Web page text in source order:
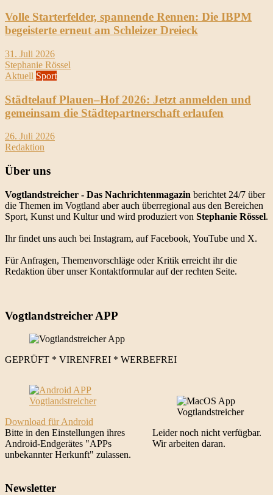
Volle Starterfelder, spannende Rennen: Die IBPM
begeisterte erneut am Schleizer Dreieck
31. Juli 2026
Stephanie Rössel
Aktuell Sport
Städtelauf Plauen–Hof 2026: Jetzt anmelden und
gemeinsam die Städtepartnerschaft erlaufen
26. Juli 2026
Redaktion
Über uns
Vogtlandstreicher - Das Nachrichtenmagazin berichtet 24/7 über
die Themen im Vogtland aber auch überregional aus den Bereichen
Sport, Kunst und Kultur und wird produziert von Stephanie Rössel.
Ihr findet uns auch bei Instagram, auf Facebook, YouTube und X.
Für Anfragen, Themenvorschläge oder Kritik erreicht ihr die
Redaktion über unser Kontaktformular auf der rechten Seite.
Vogtlandstreicher APP
GEPRÜFT * VIRENFREI * WERBEFREI
Download für Android
Bitte in den Einstellungen ihres
Android-Endgerätes "APPs
unbekannter Herkunft" zulassen.
Leider noch nicht verfügbar.
Wir arbeiten daran.
Newsletter